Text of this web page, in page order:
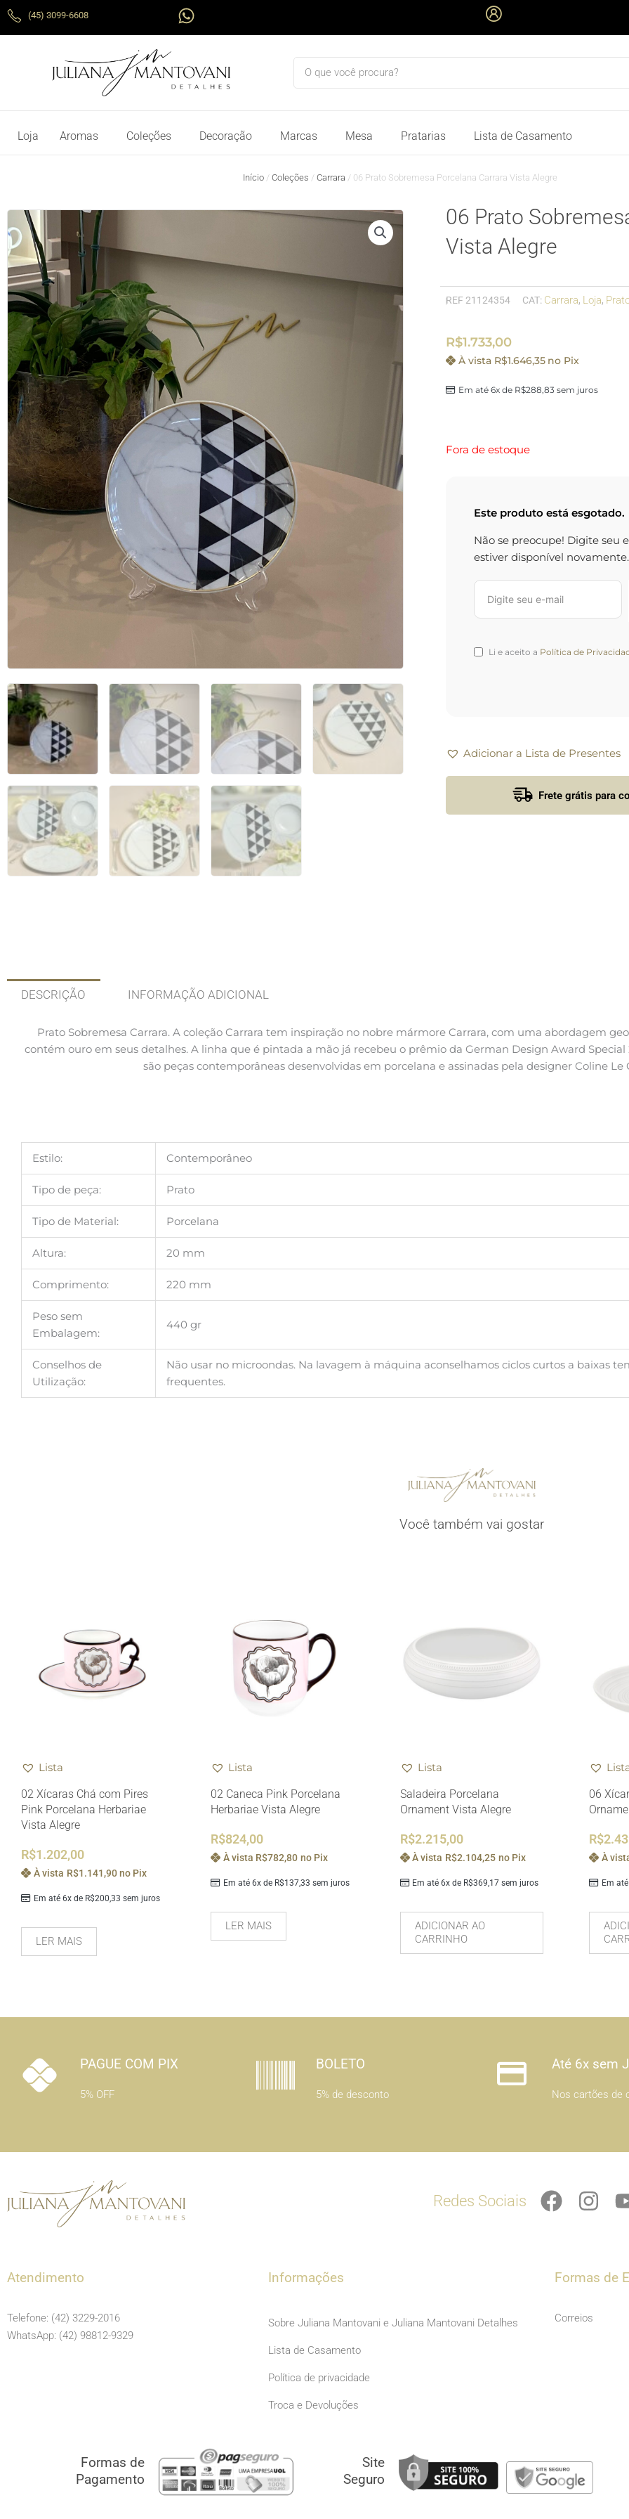
para
(45) 3099-6608
W
h
t
s
Loja Aromas Coleções Decoração Marcas Mesa Pratarias Lista de Casamento
Início / Coleções / Carrara / 06 Prato Sobremesa Porcelana Carrara Vista Alegre
06 Prato
Vista Alegre
REF 21124354 CAT: Carrara, Loja,
R$1.733,00
Em até 6x de R$288,83sem juros
À vista R$1.646,35 no Pix
Fora de estoque
Este produto está esgotado.
Não se preocupe! Digite seu
estiver disponível novamente.
Li e aceito a Política de
Adicionar a Lista de Presentes
Frete grátis para
DESCRIÇÃO INFORMAÇÃO ADICIONAL
Prato Sobremesa Carrara. A coleção Carrara tem inspiração no nobre mármore Carrara, com uma abordagem
contém ouro em seus detalhes. A linha que é pintada a mão já recebeu o prêmio da German Design Award Special
são peças contemporâneas desenvolvidas em porcelana e assinadas pela designer Coline Le
Estilo: Contemporâneo
Tipo de peça: Prato
Tipo de Material: Porcelana
Altura: 20 mm
Comprimento: 220 mm
Peso sem
Embalagem:
440 gr
Conselhos de
Utilização:
Não usar no microondas. Na lavagem à máquina aconselhamos ciclos curtos a baixas
frequentes.
Você também vai gostar
Lista
02 Xícaras Chá com Pires
Pink Porcelana Herbariae
Vista Alegre
R$1.202,00
Em até 6x de R$200,33 sem juros
À vista R$1.141,90 no Pix
LER MAIS
Lista
02 Caneca Pink Porcelana
Herbariae Vista Alegre
R$824,00
Em até 6x de R$137,33 sem juros
À vista R$782,80 no Pix
LER MAIS
Lista
Saladeira Porcelana
Ornament Vista Alegre
R$2.215,00
Em até 6x de R$369,17 sem juros
À vista R$2.104,25 no Pix
ADICIONAR AO
CARRINHO
06
R$
Em
À
PAGUE COM PIX
5% OFF
BOLETO
5% de desconto
Até 6x sem
Nos cartões de
Redes Sociais
F
a
b
o
I
n
a
r
Atendimento
Telefone: (42) 3229-2016
WhatsApp: (42) 98812-9329
Informações
Sobre Juliana Mantovani e Juliana Mantovani Detalhes
Lista de Casamento
Política de privacidade
Troca e Devoluções
Formas de
Correios
Formas de
Pagamento
Site
Seguro